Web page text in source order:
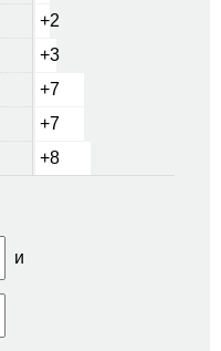
+2
+3
+7
+7
+8
и